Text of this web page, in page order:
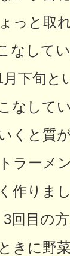
っと取
なして
月下旬
なして
くと質
ラーメ
作りま
3回目の
きに野